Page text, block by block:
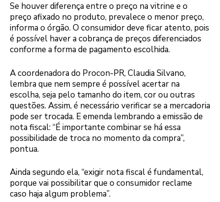
Se houver diferença entre o preço na vitrine e o
preço afixado no produto, prevalece o menor preço,
informa o órgão. O consumidor deve ficar atento, pois
é possível haver a cobrança de preços diferenciados
conforme a forma de pagamento escolhida.
A coordenadora do Procon-PR, Claudia Silvano,
lembra que nem sempre é possível acertar na
escolha, seja pelo tamanho do item, cor ou outras
questões. Assim, é necessário verificar se a mercadoria
pode ser trocada. E emenda lembrando a emissão de
nota fiscal: “É importante combinar se há essa
possibilidade de troca no momento da compra”,
pontua.
Ainda segundo ela, “exigir nota fiscal é fundamental,
porque vai possibilitar que o consumidor reclame
caso haja algum problema”.